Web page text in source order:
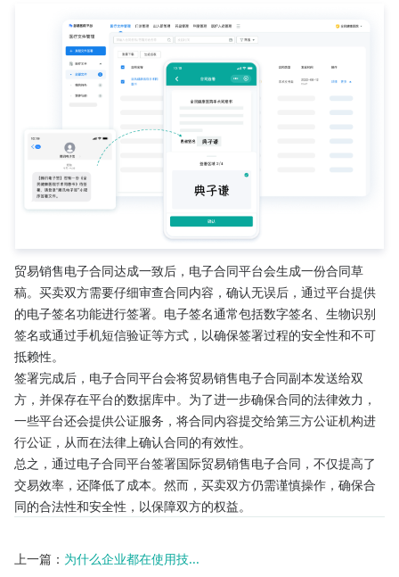
贸易销售电子合同达成一致后，电子合同平台会生成一份合同草
稿。买卖双方需要仔细审查合同内容，确认无误后，通过平台提供
的电子签名功能进行签署。电子签名通常包括数字签名、生物识别
签名或通过手机短信验证等方式，以确保签署过程的安全性和不可
抵赖性。
签署完成后，电子合同平台会将贸易销售电子合同副本发送给双
方，并保存在平台的数据库中。为了进一步确保合同的法律效力，
一些平台还会提供公证服务，将合同内容提交给第三方公证机构进
行公证，从而在法律上确认合同的有效性。
总之，通过电子合同平台签署国际贸易销售电子合同，不仅提高了
交易效率，还降低了成本。然而，买卖双方仍需谨慎操作，确保合
同的合法性和安全性，以保障双方的权益。
上一篇： 为什么企业都在使用技...